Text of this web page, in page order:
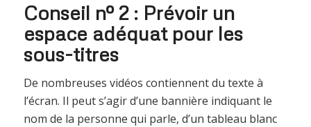
Conseil nº 2 : Prévoir un
espace adéquat pour les
sous-titres
De nombreuses vidéos contiennent du texte à
l’écran. Il peut s’agir d’une bannière indiquant le
nom de la personne qui parle, d’un tableau blanc